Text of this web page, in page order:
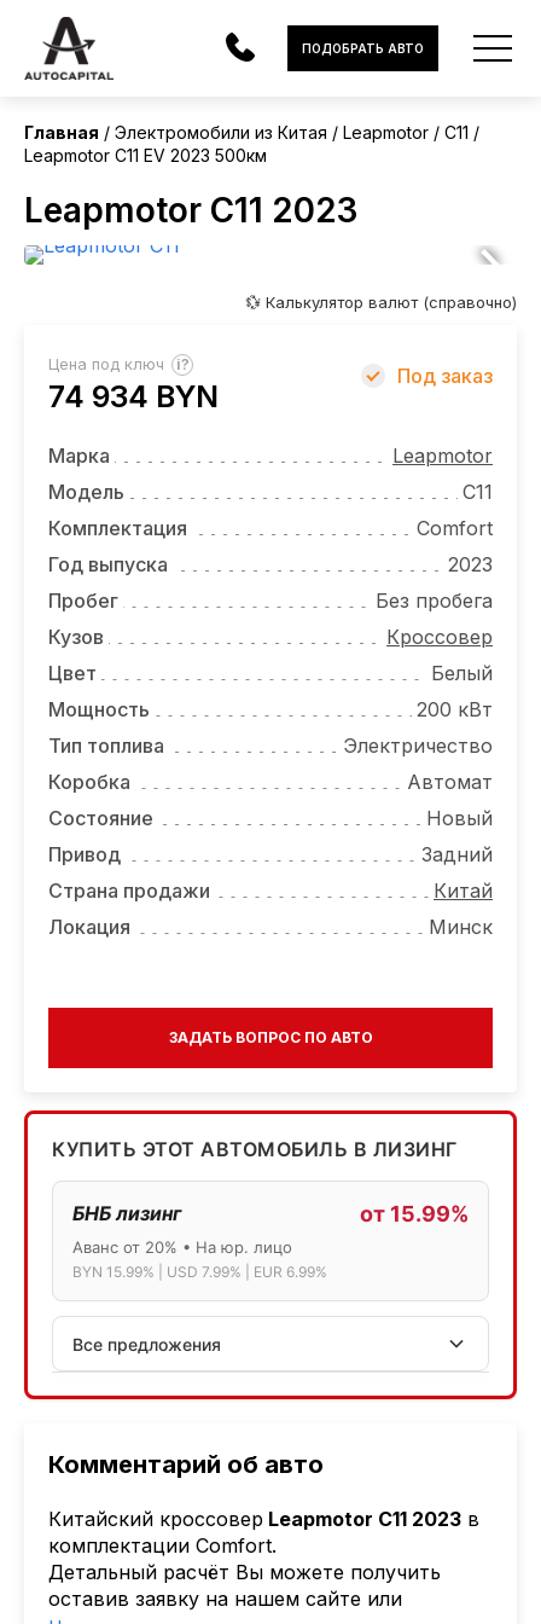
АВТОМОБИЛИ
ЭЛЕКТРОМОБИЛИ
УСЛУГИ
НОВОСТИ
ОТЗЫВЫ
ВАКАНСИИ
О КОМПАНИИ
КОНТАКТЫ
ПОДОБРАТЬ АВТО
Главная Электромобили из Китая Leapmotor
C11
Leapmotor C11 EV 2023 500км
Leapmotor C11 2023
Китай
Без пробега
Комментарий об авто
Китайский кроссовер Leapmotor C11 2023 в
комплектации Comfort.
Детальный расчёт Вы можете получить
оставив заявку на нашем сайте или
💱 Калькулятор валют (справочно)
Цена под ключ ?
74 934 BYN
Под заказ
Марка
Leapmotor
Модель
C11
Комплектация
Comfort
Год выпуска
2023
Пробег
Без пробега
Кузов
Кроссовер
Цвет
Белый
Мощность
200 кВт
Тип топлива
Электричество
Коробка
Автомат
Состояние
Новый
Привод
Задний
Страна продажи
Китай
Локация
Минск
ЗАДАТЬ ВОПРОС ПО АВТО
КУПИТЬ ЭТОТ АВТОМОБИЛЬ В ЛИЗИНГ
БНБ лизинг от 15.99%
Аванс от 20% • На юр. лицо
BYN 15.99% | USD 7.99% | EUR 6.99%
Все предложения
АСБ лизинг
Лизинг: BYN 17% | USD 7.99% | EUR 6.99%
Также доступен кредит "Проще простого" 18.9%
Активлизиг